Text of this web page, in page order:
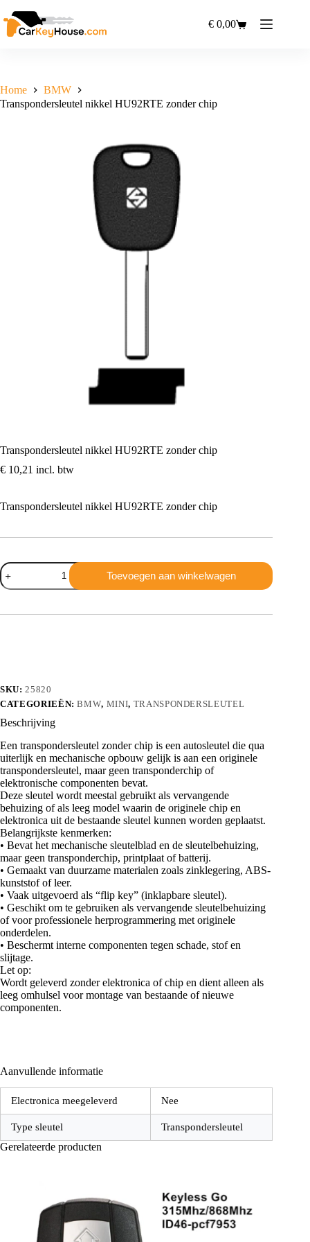
naar
de
Winkelwagen
€ 0,00
Home
BMW
Transpondersleutel nikkel HU92RTE zonder chip
Transpondersleutel nikkel HU92RTE zonder chip
€ 10,21 incl. btw
Transpondersleutel nikkel HU92RTE zonder chip
Transpondersleutel
nikkel
HU92RTE
chip
Toevoegen aan winkelwagen
SKU:25820
CATEGORIEËN:BMW, MINI, TRANSPONDERSLEUTEL
Beschrijving
Een transpondersleutel zonder chip is een autosleutel die qua
uiterlijk en mechanische opbouw gelijk is aan een originele
transpondersleutel, maar geen transponderchip of
elektronische componenten bevat.
Deze sleutel wordt meestal gebruikt als vervangende
behuizing of als leeg model waarin de originele chip en
elektronica uit de bestaande sleutel kunnen worden geplaatst.
Belangrijkste kenmerken:
• Bevat het mechanische sleutelblad en de sleutelbehuizing,
maar geen transponderchip, printplaat of batterij.
• Gemaakt van duurzame materialen zoals zinklegering, ABS-
kunststof of leer.
• Vaak uitgevoerd als “flip key” (inklapbare sleutel).
• Geschikt om te gebruiken als vervangende sleutelbehuizing
of voor professionele herprogrammering met originele
onderdelen.
• Beschermt interne componenten tegen schade, stof en
slijtage.
Let op:
Wordt geleverd zonder elektronica of chip en dient alleen als
leeg omhulsel voor montage van bestaande of nieuwe
componenten.
Aanvullende informatie
Electronica meegeleverd Nee
Type sleutel Transpondersleutel
Gerelateerde producten